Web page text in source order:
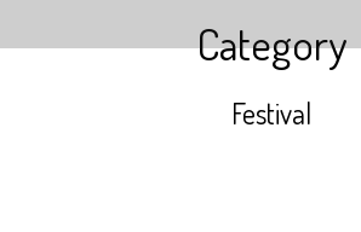
Category
Festival